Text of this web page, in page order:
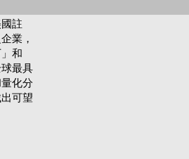
註
業，
和
最具
化分
可望